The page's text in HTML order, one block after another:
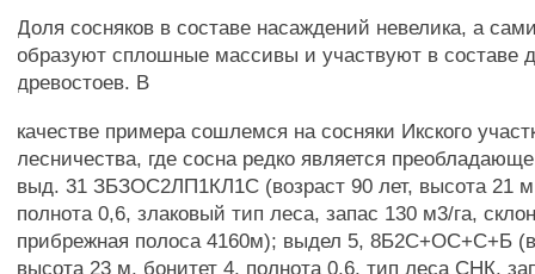
Доля сосняков в составе насаждений невелика, а
образуют сплошные массивы и участвуют в составе
древостоев. В
качестве примера сошлемся на сосняки Икского
лесничества, где сосна редко является
выд. 31 ЗБЗОС2ЛП1КЛ1С (возраст 90 лет, высота 21
полнота 0,6, злаковый тип леса, запас 130 м3/га,
прибрежная полоса 4160м); выдел 5, 8Б2С+ОС+С+Б
высота 23 м, бонитет 4, полнота 0,6, тип леса СНК,